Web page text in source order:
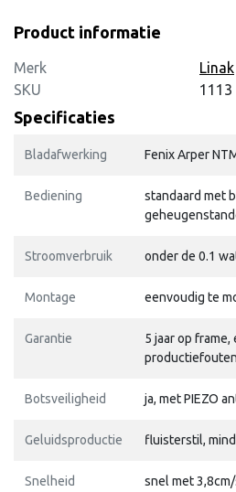
Product informatie
Merk
Linak
SKU
1113
Specificaties
Bladafwerking Fenix Arper
Bediening
standaard met
Stroomverbruik onder de 0.1
Montage eenvoudig te
Garantie
5 jaar op
productiefouten
Botsveiligheid ja, met PIEZO
Geluidsproductie fluisterstil,
Snelheid
snel met